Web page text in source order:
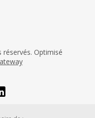
Optimisé